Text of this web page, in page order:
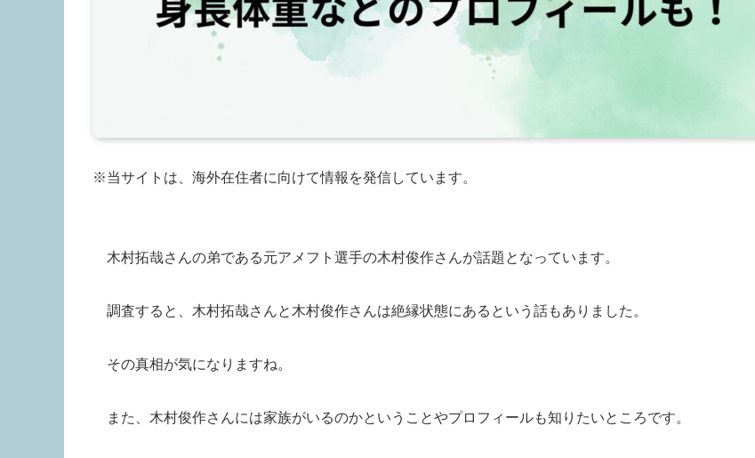
※当サイトは、海外在住者に向けて情報を発信しています。
木村拓哉さんの弟である元アメフト選手の木村俊作さんが話題となっています。
調査すると、木村拓哉さんと木村俊作さんは絶縁状態にあるという話もありました。
その真相が気になりますね。
また、木村俊作さんには家族がいるのかということやプロフィールも知りたいところです。